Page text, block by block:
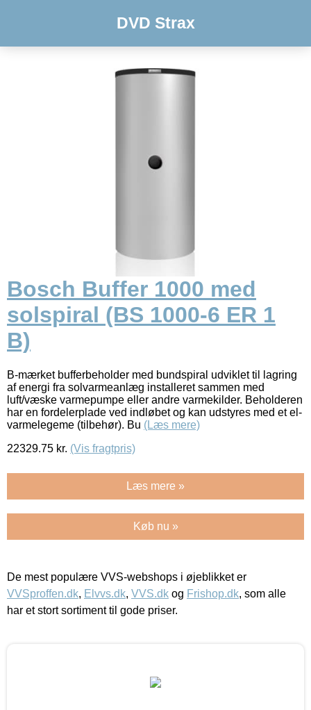
DVD Strax
Bosch Buffer 1000 med
solspiral (BS 1000-6 ER 1
B)
B-mærket bufferbeholder med bundspiral udviklet til lagring
af energi fra solvarmeanlæg installeret sammen med
luft/væske varmepumpe eller andre varmekilder. Beholderen
har en fordelerplade ved indløbet og kan udstyres med et el-
varmelegeme (tilbehør). Bu (Læs mere)
22329.75 kr. (Vis fragtpris)
Læs mere »
Køb nu »
De mest populære VVS-webshops i øjeblikket er
VVSproffen.dk, Elvvs.dk, VVS.dk og Frishop.dk, som alle
har et stort sortiment til gode priser.